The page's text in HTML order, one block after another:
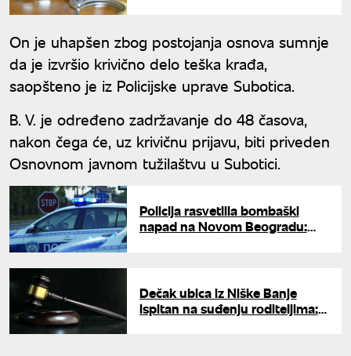
On je uhapšen zbog postojanja osnova sumnje
da je izvršio krivično delo teška krađa,
saopšteno je iz Policijske uprave Subotica.
B. V. je određeno zadržavanje do 48 časova,
nakon čega će, uz krivičnu prijavu, biti priveden
Osnovnom javnom tužilaštvu u Subotici.
Policija rasvetlila bombaški
napad na Novom Beogradu:
Dečak ubica iz Niške Banje
ispitan na suđenju roditeljima: